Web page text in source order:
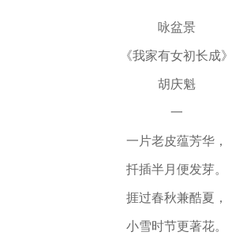
咏盆景
《我家有女初长成》
胡庆魁
一
一片老皮蕴芳华，
扦插半月便发芽。
捱过春秋兼酷夏，
小雪时节更著花。